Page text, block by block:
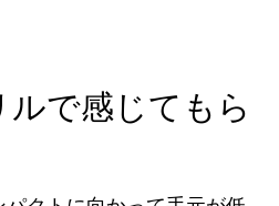
で感じてもら